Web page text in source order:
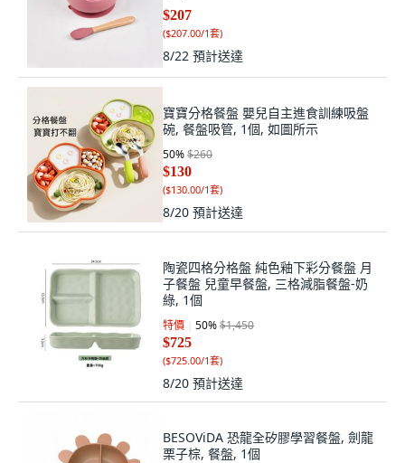
$207
($207.00/1套)
8/22 預計送達
寶寶分格餐盤 嬰兒自主進食訓練吸盤
碗, 餐盤吸管, 1個, 如圖所示
50%$260
$130
($130.00/1套)
8/20 預計送達
陶瓷四格分格盤 純色釉下彩分餐盤 月
子餐盤 兒童早餐盤, 三格減脂餐盤-奶
綠, 1個
特價 50%$1,450
$725
($725.00/1套)
8/20 預計送達
BESOViDA 恐龍全矽膠學習餐盤, 劍龍
栗子棕, 餐盤, 1個